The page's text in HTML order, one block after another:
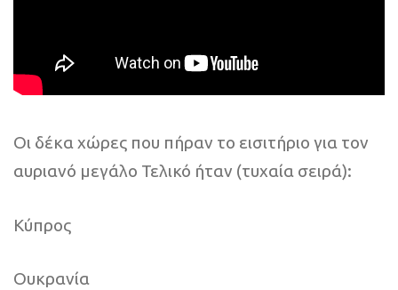
Οι δέκα χώρες που πήραν το εισιτήριο για τον
αυριανό μεγάλο Τελικό ήταν (τυχαία σειρά):
Κύπρος
Ουκρανία